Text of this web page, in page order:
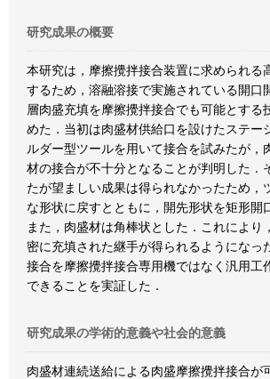
研究成果の概要
本研究は，摩擦攪拌接合装置に求められる
するため，溶融溶接で実施されている開口
層肉盛充填を摩擦攪拌接合でも可能とする
めた．当初は肉盛材供給口を設けたステー
ルダー型ツールを用いて接合を試みたが，
材の接合が不十分となることが判明した．
たが望ましい成果は得られなかったため，
な形状に戻すとともに，開先形状を矩形開
また，肉盛材は角棒状とした．これにより
密に充填された継手が得られるようになっ
接合を摩擦攪拌接合専用機ではなく汎用工
できることを実証した．
研究成果の学術的意義や社会的意義
肉盛材連続送給による肉盛摩擦攪拌接合が